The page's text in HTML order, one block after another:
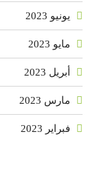
يونيو 2023
مايو 2023
أبريل 2023
مارس 2023
فبراير 2023